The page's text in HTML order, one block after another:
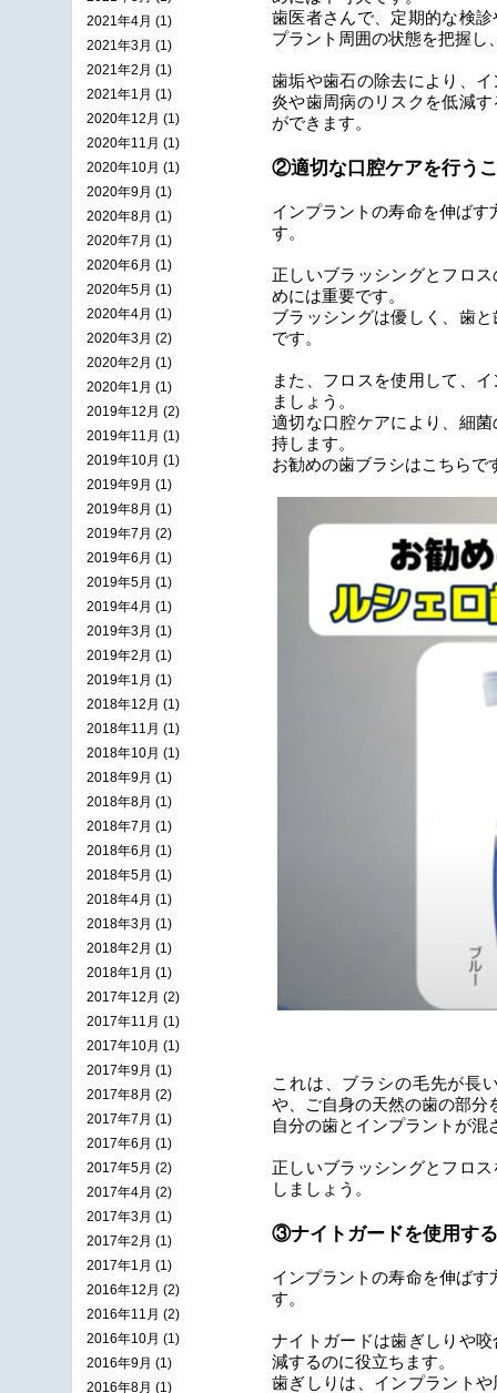
歯医者さんで、定期的な検
プラント周囲の状態を把握し
歯垢や歯石の除去により、
炎や歯周病のリスクを低減
ができます。
②適切な口腔ケアを行う
インプラントの寿命を伸ばす
す。
正しいブラッシングとフロ
めには重要です。
ブラッシングは優しく、歯
です。
また、フロスを使用して、
ましょう。
適切な口腔ケアにより、細
持します。
お勧めの歯ブラシはこちらで
これは、ブラシの毛先が長
や、ご自身の天然の歯の部分
自分の歯とインプラントが
正しいブラッシングとフロ
しましょう。
③ナイトガードを使用す
インプラントの寿命を伸ばす
す。
ナイトガードは歯ぎしりや
減するのに役立ちます。
歯ぎしりは、インプラント
2021年4月 (1)
2021年3月 (1)
2021年2月 (1)
2021年1月 (1)
2020年12月 (1)
2020年11月 (1)
2020年10月 (1)
2020年9月 (1)
2020年8月 (1)
2020年7月 (1)
2020年6月 (1)
2020年5月 (1)
2020年4月 (1)
2020年3月 (2)
2020年2月 (1)
2020年1月 (1)
2019年12月 (2)
2019年11月 (1)
2019年10月 (1)
2019年9月 (1)
2019年8月 (1)
2019年7月 (2)
2019年6月 (1)
2019年5月 (1)
2019年4月 (1)
2019年3月 (1)
2019年2月 (1)
2019年1月 (1)
2018年12月 (1)
2018年11月 (1)
2018年10月 (1)
2018年9月 (1)
2018年8月 (1)
2018年7月 (1)
2018年6月 (1)
2018年5月 (1)
2018年4月 (1)
2018年3月 (1)
2018年2月 (1)
2018年1月 (1)
2017年12月 (2)
2017年11月 (1)
2017年10月 (1)
2017年9月 (1)
2017年8月 (2)
2017年7月 (1)
2017年6月 (1)
2017年5月 (2)
2017年4月 (2)
2017年3月 (1)
2017年2月 (1)
2017年1月 (1)
2016年12月 (2)
2016年11月 (2)
2016年10月 (1)
2016年9月 (1)
2016年8月 (1)